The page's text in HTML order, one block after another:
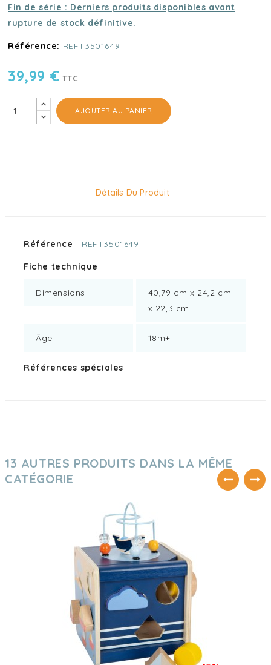
Fin de série : Derniers produits disponibles avant
rupture de stock définitive.
Référence: REFT3501649
39,99 € TTC
AJOUTER AU PANIER
Détails Du Produit
Référence REFT3501649
Fiche technique
Dimensions
40,79 cm x 24,2 cm
x 22,3 cm
Âge 18m+
Références spéciales
13 AUTRES PRODUITS DANS LA MÊME
CATÉGORIE